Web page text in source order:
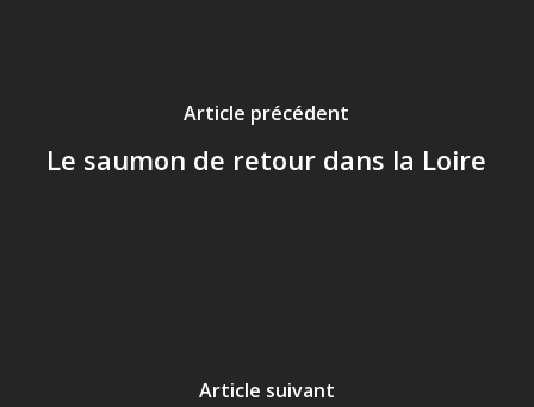
Article précédent
Le saumon de retour dans la Loire
Article suivant